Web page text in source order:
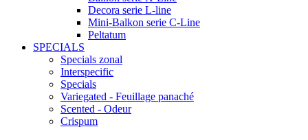
Decora serie L-line
Mini-Balkon serie C-Line
Peltatum
SPECIALS
Specials zonal
Interspecific
Specials
Variegated - Feuillage panaché
Scented - Odeur
Crispum